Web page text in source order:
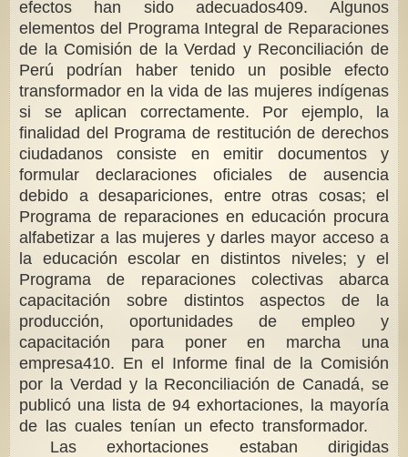
efectos han sido adecuados409. Algunos
elementos del Programa Integral de Reparaciones
de la Comisión de la Verdad y Reconciliación de
Perú podrían haber tenido un posible efecto
transformador en la vida de las mujeres indígenas
si se aplican correctamente. Por ejemplo, la
finalidad del Programa de restitución de derechos
ciudadanos consiste en emitir documentos y
formular declaraciones oficiales de ausencia
debido a desapariciones, entre otras cosas; el
Programa de reparaciones en educación procura
alfabetizar a las mujeres y darles mayor acceso a
la educación escolar en distintos niveles; y el
Programa de reparaciones colectivas abarca
capacitación sobre distintos aspectos de la
producción, oportunidades de empleo y
capacitación para poner en marcha una
empresa410. En el Informe final de la Comisión
por la Verdad y la Reconciliación de Canadá, se
publicó una lista de 94 exhortaciones, la mayoría
de las cuales tenían un efecto transformador.
Las exhortaciones estaban dirigidas